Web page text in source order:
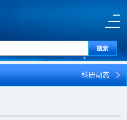
科研动态